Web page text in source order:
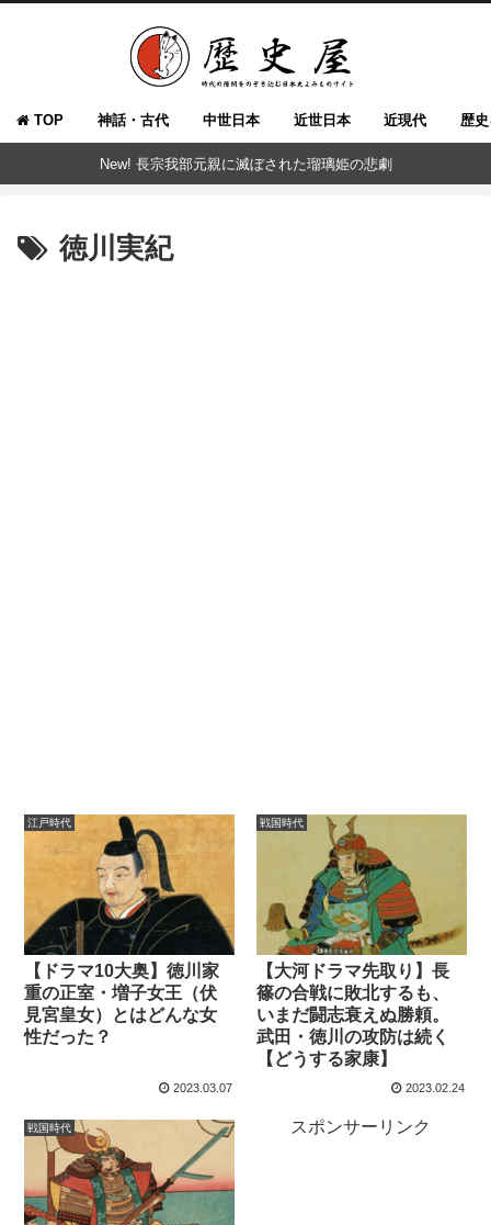
TOP 神話・古代 中世日本 近世日本 近現代 歴
New! 長宗我部元親に滅ぼされた瑠璃姫の悲劇
徳川実紀
江戸時代
【ドラマ10大奥】徳川家
重の正室・増子女王（伏
見宮皇女）とはどんな女
性だった？
2023.03.07
戦国時代
【大河ドラマ先取り】長
篠の合戦に敗北するも、
いまだ闘志衰えぬ勝頼。
武田・徳川の攻防は続く
【どうする家康】
2023.02.24
戦国時代 スポンサーリンク